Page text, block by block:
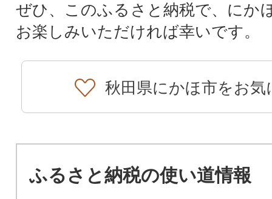
ぜひ、このふるさと納税で、にか
お楽しみいただければ幸いです。
秋田県にかほ市をお気
ふるさと納税の使い道情報